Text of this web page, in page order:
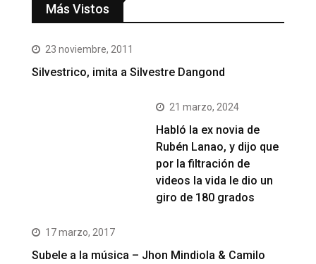
Más Vistos
23 noviembre, 2011
Silvestrico, imita a Silvestre Dangond
21 marzo, 2024
Habló la ex novia de
Rubén Lanao, y dijo que
por la filtración de
videos la vida le dio un
giro de 180 grados
17 marzo, 2017
Subele a la música – Jhon Mindiola & Camilo